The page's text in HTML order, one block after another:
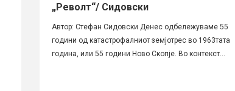
„Револт“/ Сидовски
Автор: Стефан Сидовски Денес одбележуваме 55
години од катастрофалниот земјотрес во 1963тата
година, или 55 години Ново Скопје. Во контекст...